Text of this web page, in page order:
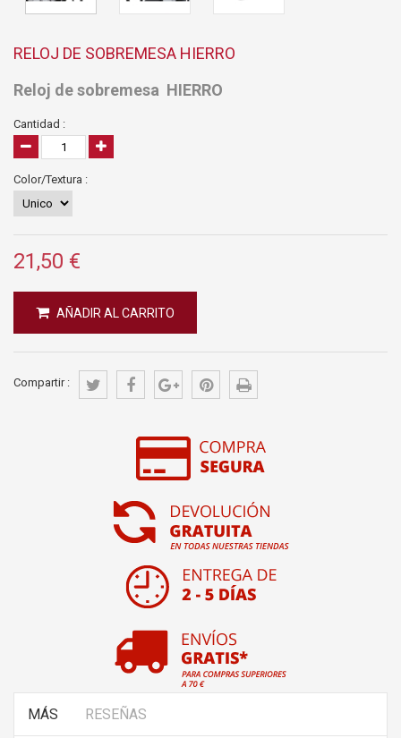
RELOJ DE SOBREMESA HIERRO
Reloj de sobremesa HIERRO
Cantidad :
Color/Textura :
21,50 €
AÑADIR AL CARRITO
Compartir :
MÁS RESEÑAS